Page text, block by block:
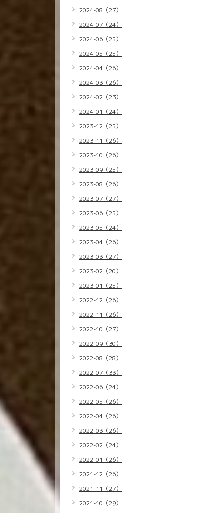
2024-08（27）
2024-07（24）
2024-06（25）
2024-05（25）
2024-04（26）
2024-03（26）
2024-02（23）
2024-01（24）
2023-12（25）
2023-11（26）
2023-10（26）
2023-09（25）
2023-08（26）
2023-07（27）
2023-06（25）
2023-05（24）
2023-04（26）
2023-03（27）
2023-02（20）
2023-01（25）
2022-12（26）
2022-11（26）
2022-10（27）
2022-09（30）
2022-08（28）
2022-07（33）
2022-06（24）
2022-05（26）
2022-04（26）
2022-03（26）
2022-02（24）
2022-01（26）
2021-12（26）
2021-11（27）
2021-10（29）